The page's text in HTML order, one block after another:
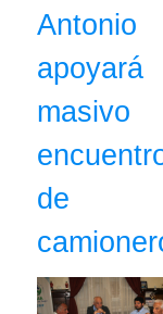
Antonio
apoyará
masivo
de